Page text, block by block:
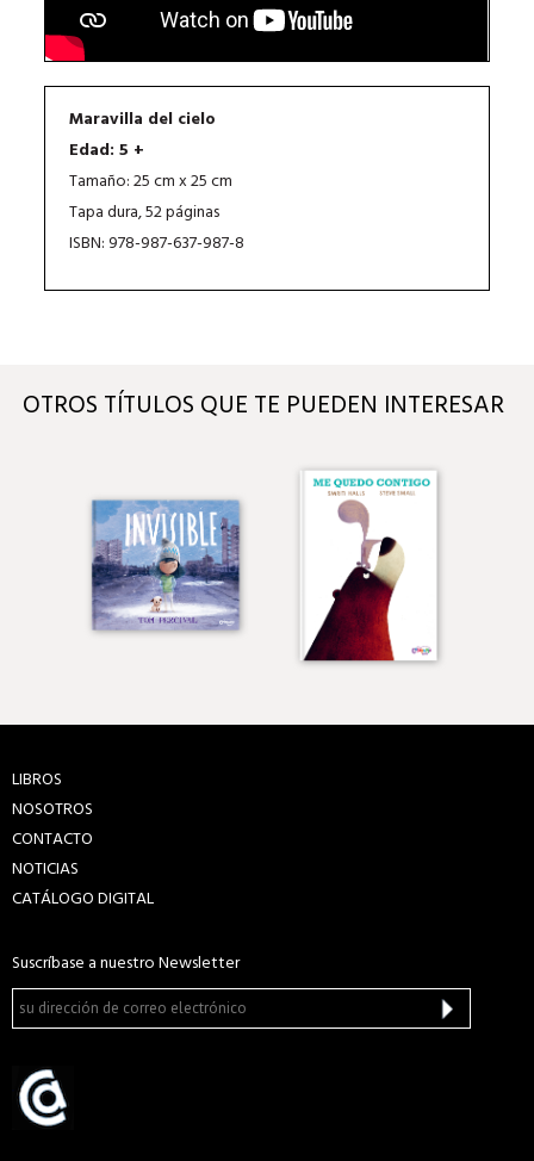
Maravilla del cielo
Edad: 5 +
Tamaño: 25 cm x 25 cm
Tapa dura, 52 páginas
ISBN: 978-987-637-987-8
OTROS TÍTULOS QUE TE PUEDEN INTERESAR
LIBROS
NOSOTROS
CONTACTO
NOTICIAS
CATÁLOGO DIGITAL
Suscríbase a nuestro Newsletter